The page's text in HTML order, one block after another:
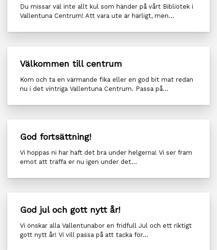
Du missar väl inte allt kul som händer på vårt Bibliotek i
Vallentuna Centrum! Att vara ute är härligt, men...
Välkommen till centrum
Kom och ta en värmande fika eller en god bit mat redan
nu i det vintriga Vallentuna Centrum. Passa på...
God fortsättning!
Vi hoppas ni har haft det bra under helgerna! Vi ser fram
emot att träffa er nu igen under det...
God jul och gott nytt år!
Vi önskar alla Vallentunabor en fridfull Jul och ett riktigt
gott nytt år! Vi vill passa på att tacka för...